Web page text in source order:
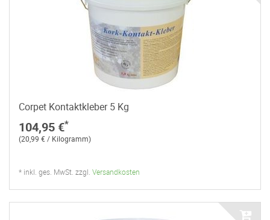
Corpet Kontaktkleber 5 Kg
104,95 €*
(20,99 € / Kilogramm)
* inkl. ges. MwSt. zzgl. Versandkosten